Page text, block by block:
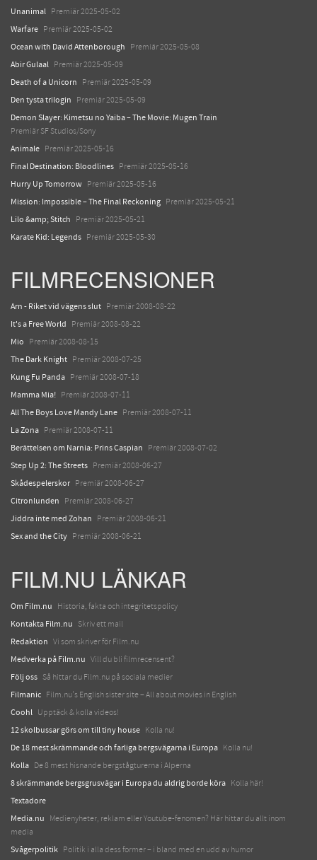
Unanimal Premiär 2025-05-02
Warfare Premiär 2025-05-02
Ocean with David Attenborough Premiär 2025-05-08
Abir Gulaal Premiär 2025-05-09
Death of a Unicorn Premiär 2025-05-09
Den tysta trilogin Premiär 2025-05-09
Demon Slayer: Kimetsu no Yaiba – The Movie: Mugen Train
Premiär SF Studios/Sony
Animale Premiär 2025-05-16
Final Destination: Bloodlines Premiär 2025-05-16
Hurry Up Tomorrow Premiär 2025-05-16
Mission: Impossible – The Final Reckoning Premiär 2025-05-21
Lilo &amp; Stitch Premiär 2025-05-21
Karate Kid: Legends Premiär 2025-05-30
FILMRECENSIONER
Arn - Riket vid vägens slut Premiär 2008-08-22
It's a Free World Premiär 2008-08-22
Mio Premiär 2008-08-15
The Dark Knight Premiär 2008-07-25
Kung Fu Panda Premiär 2008-07-18
Mamma Mia! Premiär 2008-07-11
All The Boys Love Mandy Lane Premiär 2008-07-11
La Zona Premiär 2008-07-11
Berättelsen om Narnia: Prins Caspian Premiär 2008-07-02
Step Up 2: The Streets Premiär 2008-06-27
Skådespelerskor Premiär 2008-06-27
Citronlunden Premiär 2008-06-27
Jiddra inte med Zohan Premiär 2008-06-21
Sex and the City Premiär 2008-06-21
FILM.NU LÄNKAR
Om Film.nu Historia, fakta och integritetspolicy
Kontakta Film.nu Skriv ett mail
Redaktion Vi som skriver för Film.nu
Medverka på Film.nu Vill du bli filmrecensent?
Följ oss Så hittar du Film.nu på sociala medier
Filmanic Film.nu's English sister site – All about movies in English
Coohl Upptäck & kolla videos!
12 skolbussar görs om till tiny house Kolla nu!
De 18 mest skrämmande och farliga bergsvägarna i Europa Kolla nu!
Kolla De 8 mest hisnande bergstågturerna i Alperna
8 skrämmande bergsgrusvägar i Europa du aldrig borde köra Kolla här!
Textadore
Media.nu
Medienyheter, reklam eller Youtube-fenomen? Här hittar du allt inom
media
Svågerpolitik Politik i alla dess former – i bland med en udd av humor